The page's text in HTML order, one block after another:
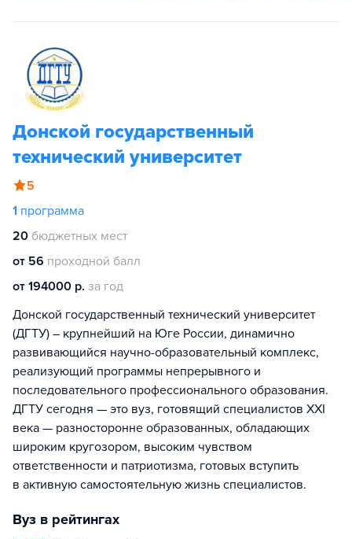
Донской государственный
технический университет
5
1 программа
20 бюджетных мест
от 56 проходной балл
от 194000 р. за год
Донской государственный технический университет
(ДГТУ) – крупнейший на Юге России, динамично
развивающийся научно-образовательный комплекс,
реализующий программы непрерывного и
последовательного профессионального образования.
ДГТУ сегодня — это вуз, готовящий специалистов XXI
века — разносторонне образованных, обладающих
широким кругозором, высоким чувством
ответственности и патриотизма, готовых вступить
в активную самостоятельную жизнь специалистов.
Вуз в рейтингах